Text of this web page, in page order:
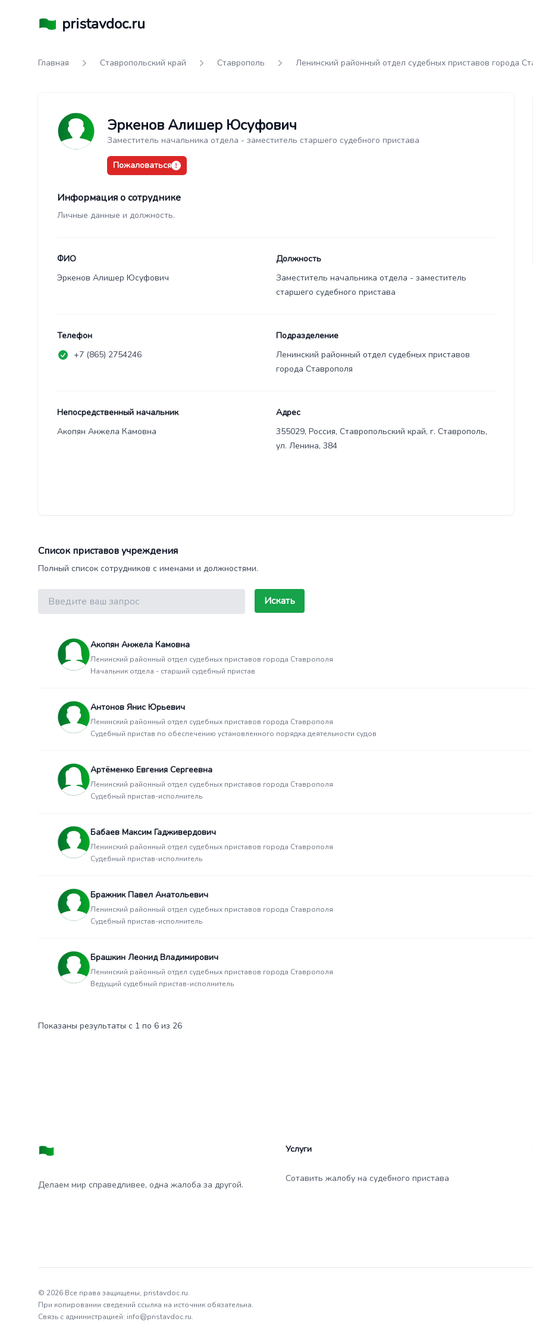
pristavdoc.ru
Главная Ставропольский край Ставрополь Ленинский районный отдел судебных приставов города
Эркенов Алишер Юсуфович
Заместитель начальника отдела - заместитель старшего судебного пристава
Пожаловаться
Информация о сотруднике
Личные данные и должность.
ФИО
Эркенов Алишер Юсуфович
Должность
Заместитель начальника отдела - заместитель
старшего судебного пристава
Телефон
+7 (865) 2754246
Подразделение
Ленинский районный отдел судебных приставов
города Ставрополя
Непосредственный начальник
Акопян Анжела Камовна
Адрес
355029, Россия, Ставропольский край, г. Ставрополь,
ул. Ленина, 384
Список приставов учреждения
Полный список сотрудников с именами и должностями.
Поиск Искать
Акопян Анжела Камовна
Ленинский районный отдел судебных приставов города Ставрополя
Начальник отдела - старший судебный пристав
Антонов Янис Юрьевич
Ленинский районный отдел судебных приставов города Ставрополя
Судебный пристав по обеспечению установленного порядка деятельности судов
Артёменко Евгения Сергеевна
Ленинский районный отдел судебных приставов города Ставрополя
Судебный пристав-исполнитель
Бабаев Максим Гадживердович
Ленинский районный отдел судебных приставов города Ставрополя
Судебный пристав-исполнитель
Бражник Павел Анатольевич
Ленинский районный отдел судебных приставов города Ставрополя
Судебный пристав-исполнитель
Брашкин Леонид Владимирович
Ленинский районный отдел судебных приставов города Ставрополя
Ведущий судебный пристав-исполнитель
Показаны результаты с 1 по 6 из 26
Делаем мир справедливее, одна жалоба за другой.
Услуги
Сотавить жалобу на судебного пристава
© 2026 Все права защищены, pristavdoc.ru.
При копировании сведений ссылка на источник обязательна.
Связь с администрацией: info@pristavdoc.ru.